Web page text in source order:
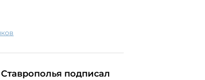
Ставрополья подписал